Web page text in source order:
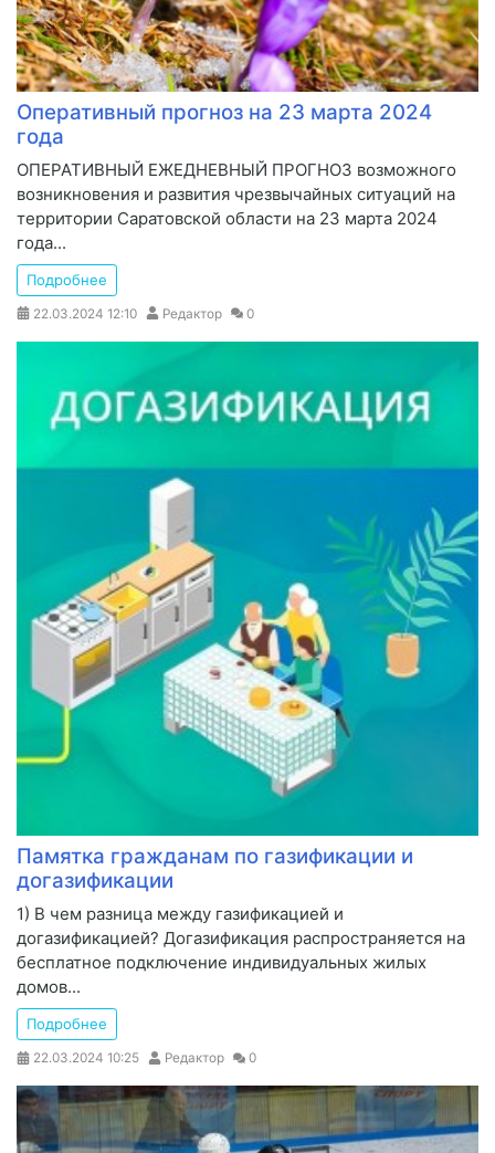
Оперативный прогноз на 23 марта 2024
года
ОПЕРАТИВНЫЙ ЕЖЕДНЕВНЫЙ ПРОГНОЗ возможного
возникновения и развития чрезвычайных ситуаций на
территории Саратовской области на 23 марта 2024
года...
Подробнее
22.03.2024 12:10 Редактор 0
Памятка гражданам по газификации и
догазификации
1) В чем разница между газификацией и
догазификацией? Догазификация распространяется на
бесплатное подключение индивидуальных жилых
домов...
Подробнее
22.03.2024 10:25 Редактор 0